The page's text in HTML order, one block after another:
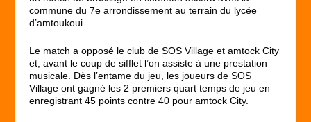
commune du 7e arrondissement au terrain du lycée
d’amtoukoui.
Le match a opposé le club de SOS Village et amtock City
et, avant le coup de sifflet l’on assiste à une prestation
musicale. Dès l’entame du jeu, les joueurs de SOS
Village ont gagné les 2 premiers quart temps de jeu en
enregistrant 45 points contre 40 pour amtock City.